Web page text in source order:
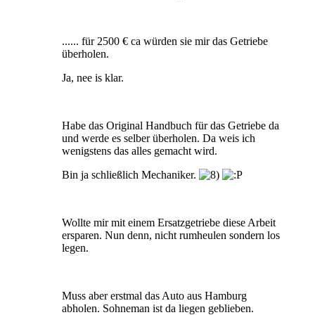
...... für 2500 € ca würden sie mir das Getriebe
überholen.
Ja, nee is klar.
Habe das Original Handbuch für das Getriebe da
und werde es selber überholen. Da weis ich
wenigstens das alles gemacht wird.
Bin ja schließlich Mechaniker.
Wollte mir mit einem Ersatzgetriebe diese Arbeit
ersparen. Nun denn, nicht rumheulen sondern los
legen.
Muss aber erstmal das Auto aus Hamburg
abholen. Sohneman ist da liegen geblieben.